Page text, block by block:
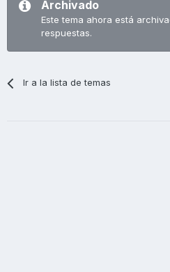
Archivado
Este tema ahora está
respuestas.
Ir a la lista de temas